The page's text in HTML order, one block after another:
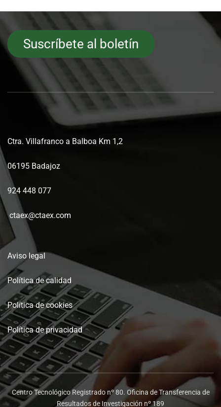
Suscríbete al boletín
Ctra. Villafranco a Balboa Km 1,2
06195 Badajoz
924 448 077
ctaex@ctaex.com
Aviso legal
Política de calidad
Política de cookies
Política de privacidad
Centro Tecnológico Registrado nº 80. Oficina de Transferencia de
Resultados de Investigación nº 189